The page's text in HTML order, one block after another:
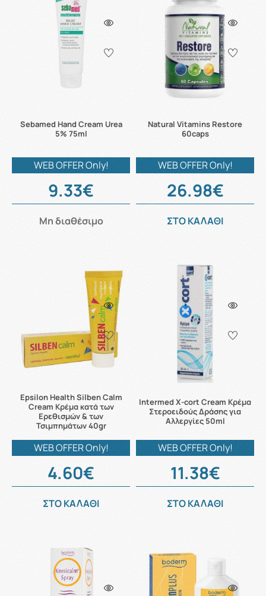
Sebamed Hand Cream Urea
5% 75ml
WEB OFFER Only!
9.33€
Μη διαθέσιμο
Natural Vitamins Restore
60caps
WEB OFFER Only!
26.98€
ΣΤΟ ΚΑΛΑΘΙ
Epsilon Health Silben Calm
Cream Κρέμα κατά των
Ερεθισμών & των
Τσιμπημάτων 40gr
WEB OFFER Only!
4.60€
ΣΤΟ ΚΑΛΑΘΙ
Intermed X-cort Cream Κρέμα
Στεροειδούς Δράσης για
Αλλεργίες 50ml
WEB OFFER Only!
11.38€
ΣΤΟ ΚΑΛΑΘΙ